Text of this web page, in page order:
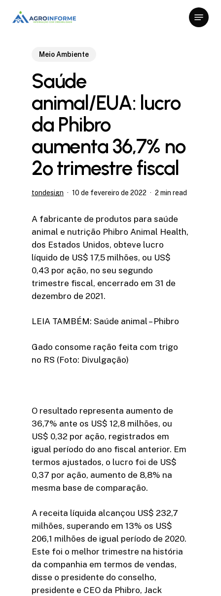
Menu
Meio Ambiente
Saúde
animal/EUA: lucro
da Phibro
aumenta 36,7% no
2º trimestre fiscal
tondesign 10 de fevereiro de 2022 2 min read
A fabricante de produtos para saúde
animal e nutrição Phibro Animal Health,
dos Estados Unidos, obteve lucro
líquido de US$ 17,5 milhões, ou US$
0,43 por ação, no seu segundo
trimestre fiscal, encerrado em 31 de
dezembro de 2021.
LEIA TAMBÉM: Saúde animal – Phibro
Gado consome ração feita com trigo
no RS (Foto: Divulgação)
O resultado representa aumento de
36,7% ante os US$ 12,8 milhões, ou
US$ 0,32 por ação, registrados em
igual período do ano fiscal anterior. Em
termos ajustados, o lucro foi de US$
0,37 por ação, aumento de 8,8% na
mesma base de comparação.
A receita líquida alcançou US$ 232,7
milhões, superando em 13% os US$
206,1 milhões de igual período de 2020.
Este foi o melhor trimestre na história
da companhia em termos de vendas,
disse o presidente do conselho,
presidente e CEO da Phibro, Jack